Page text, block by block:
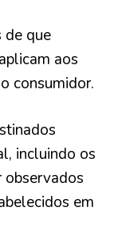
de que
aos
consumidor.
incluindo os
observados
em